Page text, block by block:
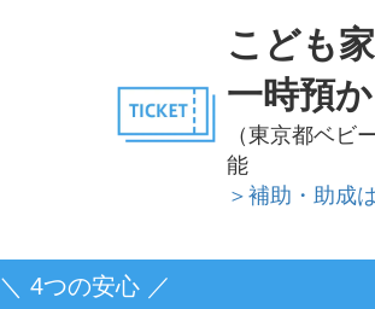
こども家
一時預
（東京都ベビ
能
＞補助・助成
＼ 4つの安心 ／